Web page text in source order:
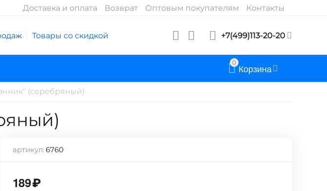
Доставка и оплата Возврат Оптовым покупателям Контакты
Товары со скидкой +7(499)113-20-20
0 Корзина
(серебряный)
артикул:6760
189₽